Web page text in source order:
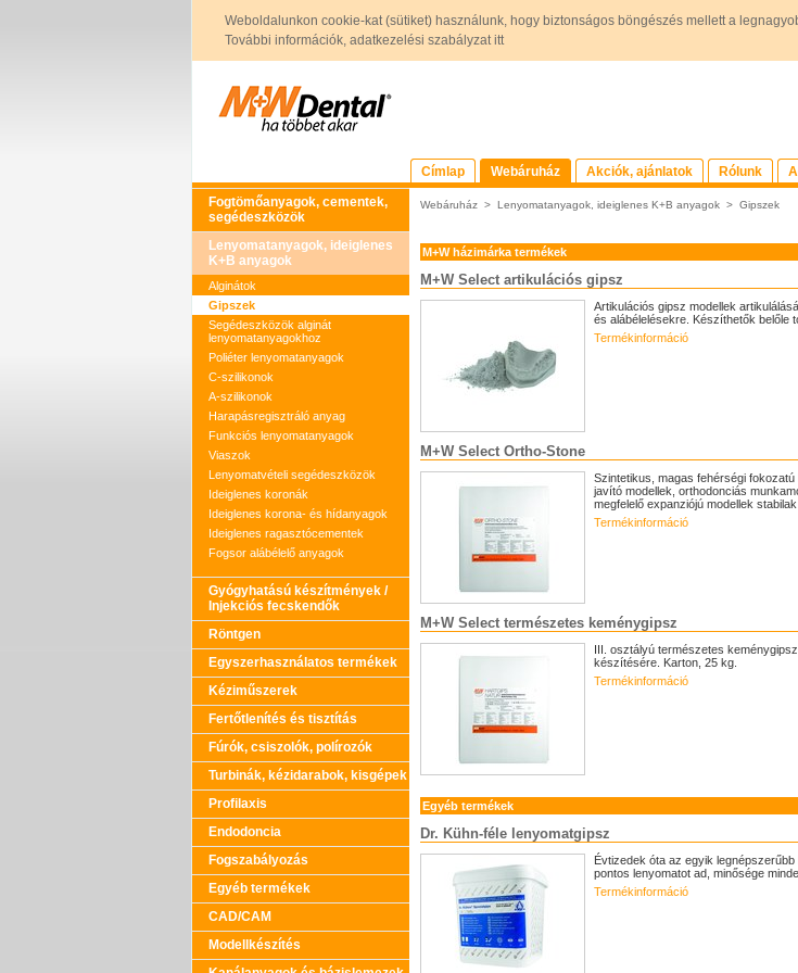
Weboldalunkon cookie-kat (sütiket) használunk, hogy biztonságos böngészés mellett a
További információk, adatkezelési szabályzat itt
Címlap Webáruház Akciók, ajánlatok Rólunk
Fogtömőanyagok, cementek,
segédeszközök
Lenyomatanyagok, ideiglenes
K+B anyagok
Alginátok
Gipszek
Segédeszközök alginát
lenyomatanyagokhoz
Poliéter lenyomatanyagok
C-szilikonok
A-szilikonok
Harapásregisztráló anyag
Funkciós lenyomatanyagok
Viaszok
Lenyomatvételi segédeszközök
Ideiglenes koronák
Ideiglenes korona- és hídanyagok
Ideiglenes ragasztócementek
Fogsor alábélelő anyagok
Gyógyhatású készítmények /
Injekciós fecskendők
Röntgen
Egyszerhasználatos termékek
Kéziműszerek
Fertőtlenítés és tisztítás
Fúrók, csiszolók, polírozók
Turbinák, kézidarabok, kisgépek
Profilaxis
Endodoncia
Fogszabályozás
Egyéb termékek
CAD/CAM
Modellkészítés
Webáruház > Lenyomatanyagok, ideiglenes K+B anyagok > Gipszek
M+W házimárka termékek
M+W Select artikulációs gipsz
Artikulációs gipsz modellek
és alábélelésekre. Készíthetők belőle
Termékinformáció
M+W Select Ortho-Stone
Szintetikus, magas fehérségi
javító modellek, orthodonciás
megfelelő expanziójú modellek
Termékinformáció
M+W Select természetes keménygipsz
III. osztályú természetes
készítésére. Karton, 25 kg.
Termékinformáció
Egyéb termékek
Dr. Kühn-féle lenyomatgipsz
Évtizedek óta az egyik
pontos lenyomatot ad, minősége
Termékinformáció